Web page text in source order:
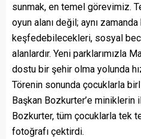
sunmak, en temel görevimiz.
oyun alanı değil; aynı
keşfedebilecekleri, sosyal
alanlardır. Yeni parklarımızla
dostu bir şehir olma yolunda
Törenin sonunda çocuklarla
Başkan Bozkurter’e miniklerin
Bozkurter, tüm çocuklarla tek
fotoğrafı çektirdi.